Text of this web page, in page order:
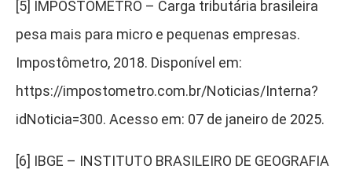
[5] IMPOSTÔMETRO – Carga tributária brasileira
pesa mais para micro e pequenas empresas.
Impostômetro, 2018. Disponível em:
https://impostometro.com.br/Noticias/Interna?
idNoticia=300. Acesso em: 07 de janeiro de 2025.
[6] IBGE – INSTITUTO BRASILEIRO DE GEOGRAFIA